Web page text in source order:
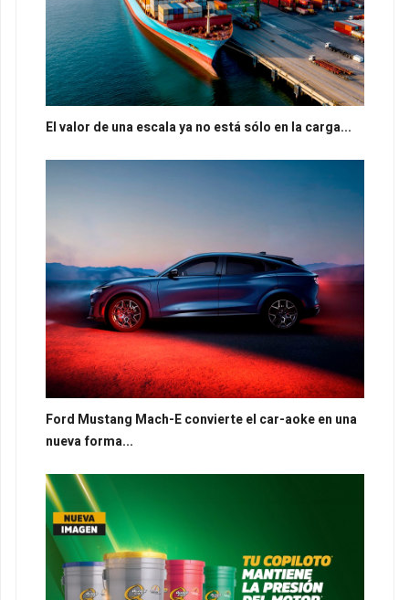
El valor de una escala ya no está sólo en la carga...
Ford Mustang Mach-E convierte el car-aoke en una
nueva forma...